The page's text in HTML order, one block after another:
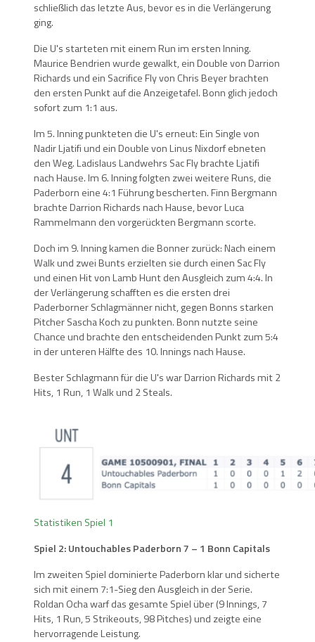
schließlich das letzte Aus, bevor es in die Verlängerung
ging.
Die U's starteten mit einem Run im ersten Inning.
Maurice Bendrien wurde gewalkt, ein Double von Darrion
Richards und ein Sacrifice Fly von Chris Beyer brachten
den ersten Punkt auf die Anzeigetafel. Bonn glich jedoch
sofort zum 1:1 aus.
Im 5. Inning punkteten die U's erneut: Ein Single von
Nadir Ljatifi und ein Double von Linus Nixdorf ebneten
den Weg. Ladislaus Landwehrs Sac Fly brachte Ljatifi
nach Hause. Im 6. Inning folgten zwei weitere Runs, die
Paderborn eine 4:1 Führung bescherten. Finn Bergmann
brachte Darrion Richards nach Hause, bevor Luca
Rammelmann den vorgerückten Bergmann scorte.
Doch im 9. Inning kamen die Bonner zurück: Nach einem
Walk und zwei Bunts erzielten sie durch einen Sac Fly
und einen Hit von Lamb Hunt den Ausgleich zum 4:4. In
der Verlängerung schafften es die ersten drei
Paderborner Schlagmänner nicht, gegen Bonns starken
Pitcher Sascha Koch zu punkten. Bonn nutzte seine
Chance und brachte den entscheidenden Punkt zum 5:4
in der unteren Hälfte des 10. Innings nach Hause.
Bester Schlagmann für die U's war Darrion Richards mit 2
Hits, 1 Run, 1 Walk und 2 Steals.
Statistiken Spiel 1
Spiel 2: Untouchables Paderborn 7 – 1 Bonn Capitals
Im zweiten Spiel dominierte Paderborn klar und sicherte
sich mit einem 7:1-Sieg den Ausgleich in der Serie.
Roldan Ocha warf das gesamte Spiel über (9 Innings, 7
Hits, 1 Run, 5 Strikeouts, 98 Pitches) und zeigte eine
hervorragende Leistung.